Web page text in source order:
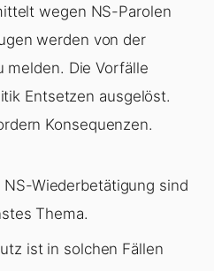
wegen NS-Parolen
werden von der
melden. Die Vorfälle
Entsetzen ausgelöst.
Konsequenzen.
Wiederbetätigung sind
Thema.
ist in solchen Fällen